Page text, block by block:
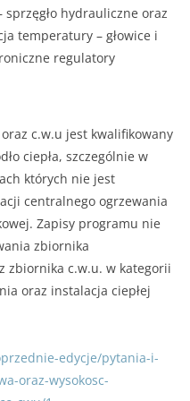
hydrauliczne oraz
temperatury – głowice i
regulatory
c.w.u jest kwalifikowany
ciepła, szczególnie w
których nie jest
centralnego ogrzewania
Zapisy programu nie
zbiornika
zbiornika c.w.u. w kategorii
oraz instalacja ciepłej
edycje/pytania-i-
oraz-wysokosc-